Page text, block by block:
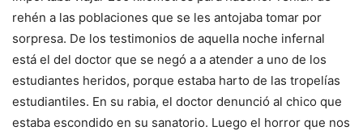
rehén a las poblaciones que se les antojaba tomar por
sorpresa. De los testimonios de aquella noche infernal
está el del doctor que se negó a a atender a uno de los
estudiantes heridos, porque estaba harto de las tropelías
estudiantiles. En su rabia, el doctor denunció al chico que
estaba escondido en su sanatorio. Luego el horror que nos